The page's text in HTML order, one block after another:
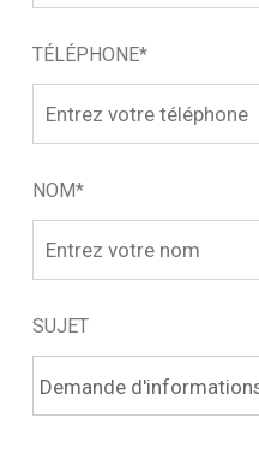
TÉLÉPHONE*
NOM*
SUJET